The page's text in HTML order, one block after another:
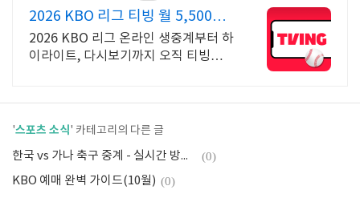
2026 KBO 리그 티빙 월 5,500원
부터
2026 KBO 리그 온라인 생중계부터 하
이라이트, 다시보기까지 오직 티빙에
'스포츠 소식' 카테고리의 다른 글
한국 vs 가나 축구 중계 - 실시간 방송·모바일 TV 시청 방법 완벽정리 (2025) (0)
KBO 예매 완벽 가이드(10월) (0)